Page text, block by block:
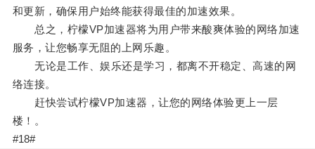
和更新，确保用户始终能获得最佳的加速效果。
总之，柠檬VP加速器将为用户带来酸爽体验的网络加速
服务，让您畅享无阻的上网乐趣。
无论是工作、娱乐还是学习，都离不开稳定、高速的网
络连接。
赶快尝试柠檬VP加速器，让您的网络体验更上一层
楼！。
#18#